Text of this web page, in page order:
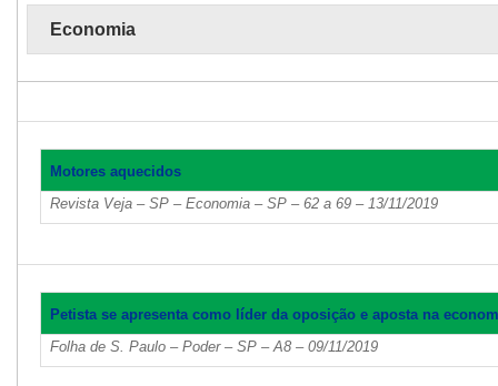
Economia
Motores aquecidos
Revista Veja – SP – Economia – SP – 62 a 69 – 13/11/2019
Petista se apresenta como líder da oposição e aposta na
Folha de S. Paulo – Poder – SP – A8 – 09/11/2019